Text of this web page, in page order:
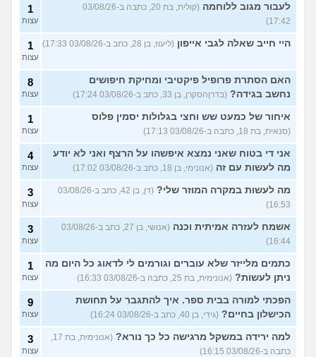
לעבור מגוב ללוחמה
(קולית, בת 20, כתבה ב-03/08/26
17:42)
1
עצות
היי חייב שאלה לגבי אייפון (ליעוז, בן 28, כתב ב-03/08/26 17:33) 1
עצות
האם הסתרת פרופיל פיקטיבי ומחיקת חיפושים
נחשב בגידה? (בדרןהסקרן, בן 33, כתב ב-03/08/26 17:24)
8
עצות
איחור של כמעט שש וחצי בגלולות יסמין פלוס
(סנאית, בת 18, כתבה ב-03/08/26 17:13)
1
עצות
אני די בטוח שאני נמצא איפשהו על הרצף ואני לא יודע
מה לעשות עם זה (אנונימי, בן 18, כתב ב-03/08/26 17:02)
4
עצות
מה לעשות במקרה המוזר שלי?
(דן, בן 42, כתב ב-03/08/26
16:53)
3
עצות
אשמח לעזרה אמיתית וכנה
(אנושי, בן 27, כתב ב-03/08/26
16:44)
3
עצות
כתמים מלייזר שלא עוברים וגורמים לי לדאוג כל היום מה
ניתן לעשות? (אנונימית, בת 25, כתבה ב-03/08/26 16:33)
1
עצות
הפכתי למורה בבית ספר. איך להתגבר על תחושת
הכישלון בחיים? (גידי, בן 40, כתב ב-03/08/26 16:24)
9
עצות
למה ירידה במשקל מרגישה כל כך נורא?
כתבה ב-03/08/26 16:15)
3
עצות